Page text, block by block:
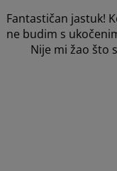
Fantastičan jastuk!
ne budim s
Nije mi žao što